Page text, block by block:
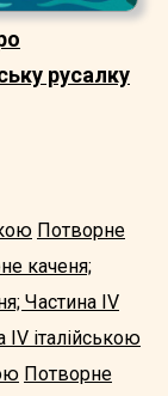
русалку
Потворне
каченя;
Частина IV
IV італійською
Потворне